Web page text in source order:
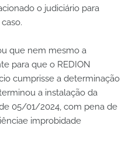
o judiciário para
que nem mesmo a
para que o REDION
cumprisse a determinação
a instalação da
05/01/2024, com pena de
improbidade